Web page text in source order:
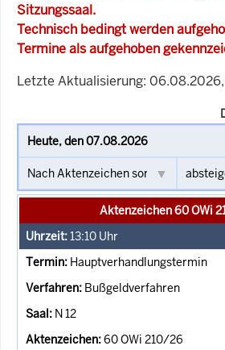
Sitzungssaal.
Technisch bedingt werden
Termine als aufgehoben
Letzte Aktualisierung: 06.08.2026,
Aktenzeichen 60 OWi
13:10 Uhr
Hauptverhandlungstermin
Bußgeldverfahren
N 12
60 OWi 210/26